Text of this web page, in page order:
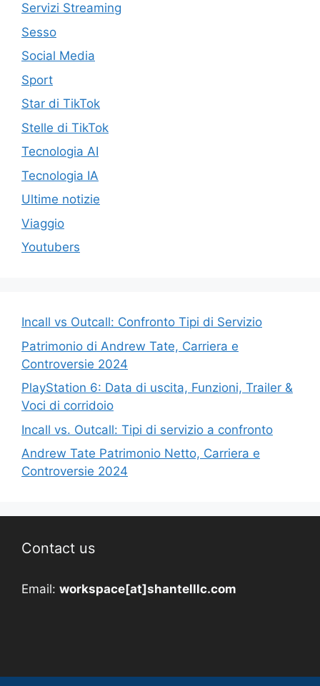
Servizi Streaming
Sesso
Social Media
Sport
Star di TikTok
Stelle di TikTok
Tecnologia AI
Tecnologia IA
Ultime notizie
Viaggio
Youtubers
Incall vs Outcall: Confronto Tipi di Servizio
Patrimonio di Andrew Tate, Carriera e
Controversie 2024
PlayStation 6: Data di uscita, Funzioni, Trailer &
Voci di corridoio
Incall vs. Outcall: Tipi di servizio a confronto
Andrew Tate Patrimonio Netto, Carriera e
Controversie 2024
Contact us
Email: workspace[at]shantelllc.com